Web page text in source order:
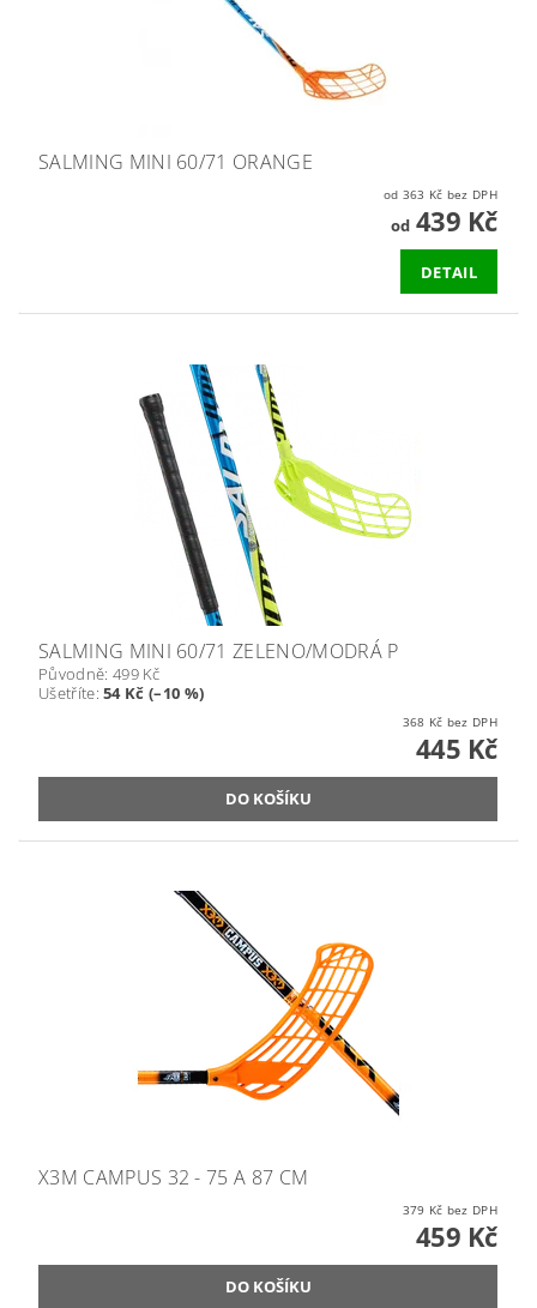
SALMING MINI 60/71 ORANGE
od 363 Kč bez DPH
od439 Kč
DETAIL
SALMING MINI 60/71 ZELENO/MODRÁ P
Původně: 499 Kč
Ušetříte:54 Kč (–10 %)
368 Kč bez DPH
445 Kč
X3M CAMPUS 32 - 75 A 87 CM
379 Kč bez DPH
459 Kč